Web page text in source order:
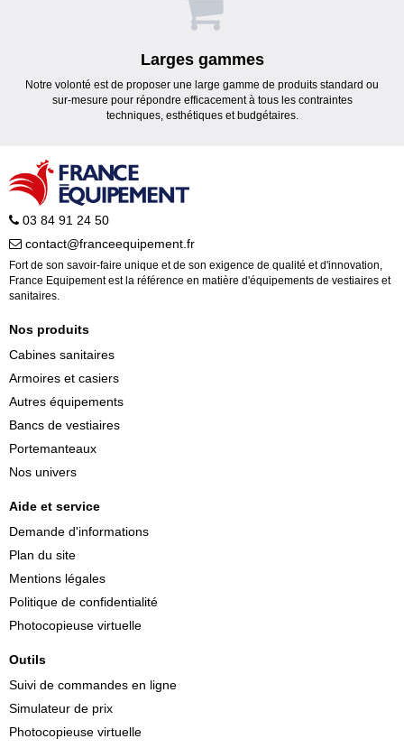
Larges gammes
Notre volonté est de proposer une large gamme de produits standard ou
sur-mesure pour répondre efficacement à tous les contraintes
techniques, esthétiques et budgétaires.
03 84 91 24 50
contact@franceequipement.fr
Fort de son savoir-faire unique et de son exigence de qualité et d'innovation,
France Equipement est la référence en matière d'équipements de vestiaires et
sanitaires.
Nos produits
Cabines sanitaires
Armoires et casiers
Autres équipements
Bancs de vestiaires
Portemanteaux
Nos univers
Aide et service
Demande d'informations
Plan du site
Mentions légales
Politique de confidentialité
Photocopieuse virtuelle
Outils
Suivi de commandes en ligne
Simulateur de prix
Photocopieuse virtuelle